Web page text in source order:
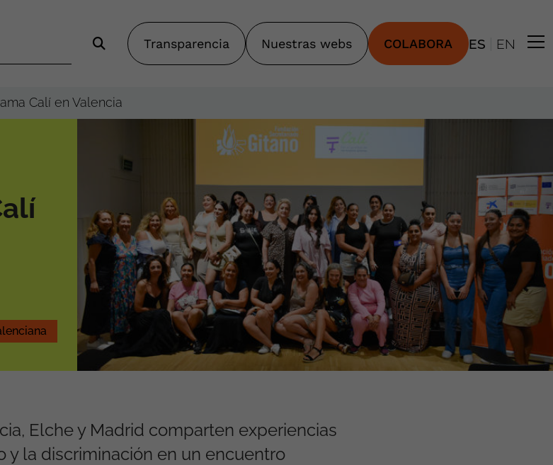
Transparencia Nuestras webs COLABORA ES EN
Calí en Valencia
Elche y Madrid comparten experiencias
la discriminación en un encuentro